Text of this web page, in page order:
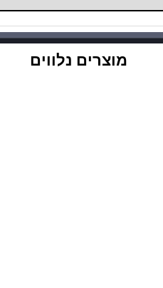
מוצרים נלווים